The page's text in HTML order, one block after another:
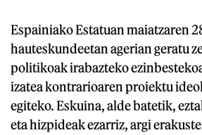
Espainiako Estatuan maiatzaren
hauteskundeetan agerian geratu
politikoak irabazteko
izatea kontrarioaren proiektu
egiteko. Eskuina, alde batetik,
eta hizpideak ezarriz, argi